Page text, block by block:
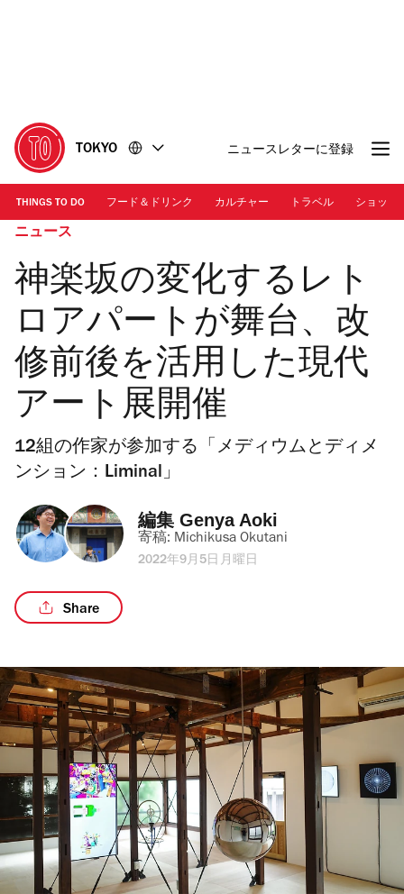
に
移
動
移
動
TOKYO ニュースレターに登録
THINGS TO DO フード＆ドリンク カルチャー トラベル ショッピ
ニュース
神楽坂の変化するレト
ロアパートが舞台、改
修前後を活用した現代
アート展開催
12組の作家が参加する「メディウムとディメ
ンション：Liminal」
編集 Genya Aoki
寄稿: Michikusa Okutani
2022年9月5日月曜日
Share